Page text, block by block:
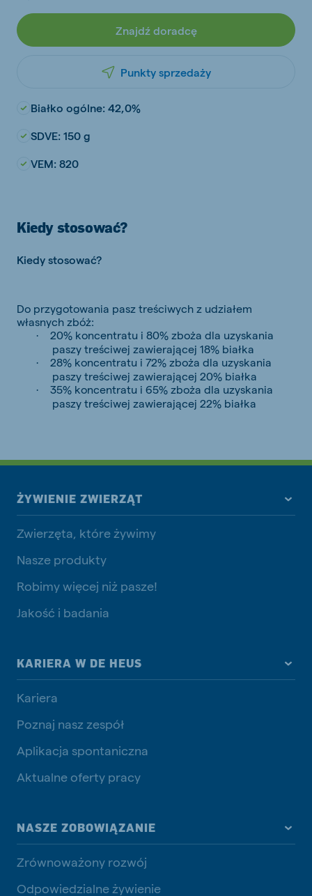
Znajdź doradcę
Punkty sprzedaży
Białko ogólne: 42,0%
SDVE: 150 g
VEM: 820
Kiedy stosować?
Kiedy stosować?
Do przygotowania pasz treściwych z udziałem
własnych zbóż:
·
20% koncentratu i 80% zboża dla uzyskania
paszy treściwej zawierającej 18% białka
·
28% koncentratu i 72% zboża dla uzyskania
paszy treściwej zawierającej 20% białka
·
35% koncentratu i 65% zboża dla uzyskania
paszy treściwej zawierającej 22% białka
ŻYWIENIE ZWIERZĄT
Zwierzęta, które żywimy
Nasze produkty
Robimy więcej niż pasze!
Jakość i badania
KARIERA W DE HEUS
Kariera
Poznaj nasz zespół
Aplikacja spontaniczna
Aktualne oferty pracy
NASZE ZOBOWIĄZANIE
Zrównoważony rozwój
Odpowiedzialne żywienie